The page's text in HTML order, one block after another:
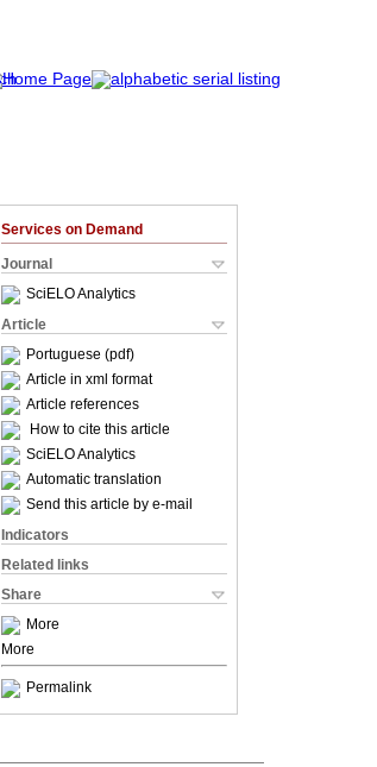
Services on Demand
Journal
SciELO Analytics
Article
Portuguese (pdf)
Article in xml format
Article references
How to cite this article
SciELO Analytics
Automatic translation
Send this article by e-mail
Indicators
Related links
Share
More
More
Permalink